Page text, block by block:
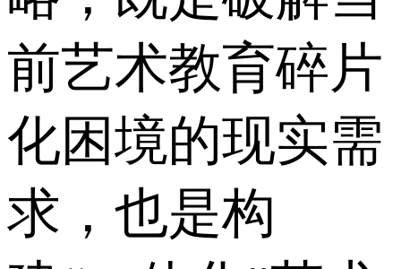
前艺术教育碎片
化困境的现实需
求，也是构